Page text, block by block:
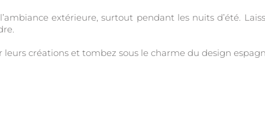
extérieure, surtout pendant les nuits d’été.
créations et tombez sous le charme du design